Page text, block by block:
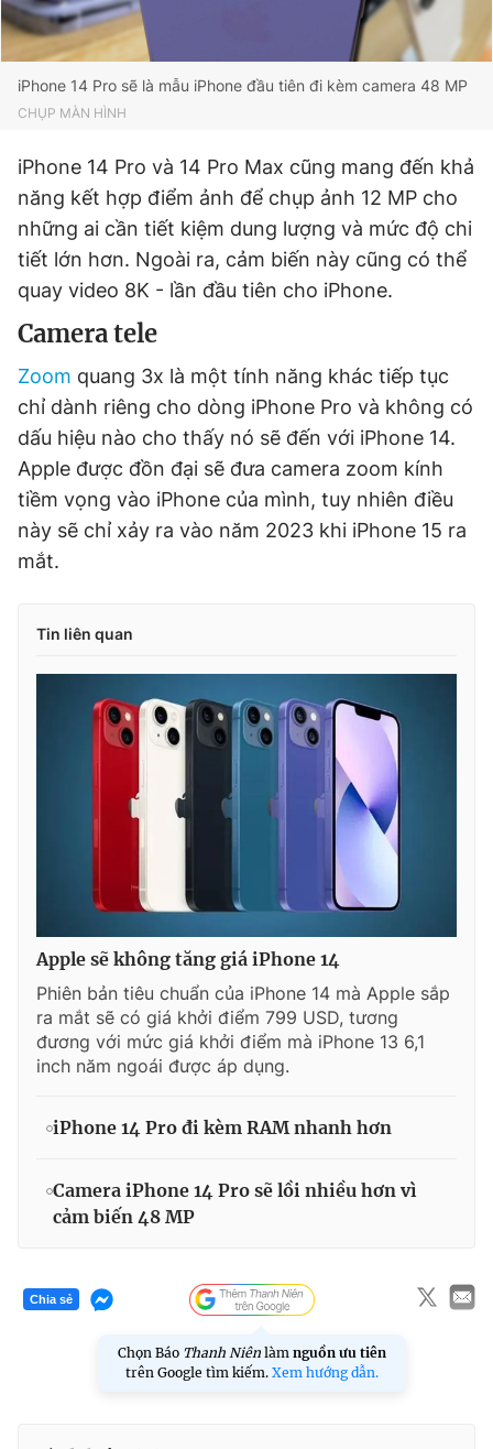
iPhone 14 Pro sẽ là mẫu iPhone đầu tiên đi kèm camera 48 MP
CHỤP MÀN HÌNH
iPhone 14 Pro và 14 Pro Max cũng mang đến khả
năng kết hợp điểm ảnh để chụp ảnh 12 MP cho
những ai cần tiết kiệm dung lượng và mức độ chi
tiết lớn hơn. Ngoài ra, cảm biến này cũng có thể
quay video 8K - lần đầu tiên cho iPhone.
Camera tele
Zoom quang 3x là một tính năng khác tiếp tục
chỉ dành riêng cho dòng iPhone Pro và không có
dấu hiệu nào cho thấy nó sẽ đến với iPhone 14.
Apple được đồn đại sẽ đưa camera zoom kính
tiềm vọng vào iPhone của mình, tuy nhiên điều
này sẽ chỉ xảy ra vào năm 2023 khi iPhone 15 ra
mắt.
Tin liên quan
Apple sẽ không tăng giá iPhone 14
Phiên bản tiêu chuẩn của iPhone 14 mà Apple sắp
ra mắt sẽ có giá khởi điểm 799 USD, tương
đương với mức giá khởi điểm mà iPhone 13 6,1
inch năm ngoái được áp dụng.
iPhone 14 Pro đi kèm RAM nhanh hơn
Camera iPhone 14 Pro sẽ lồi nhiều hơn vì
cảm biến 48 MP
Chia sẻ
Chọn Báo Thanh Niên làm nguồn ưu tiên
trên Google tìm kiếm. Xem hướng dẫn.